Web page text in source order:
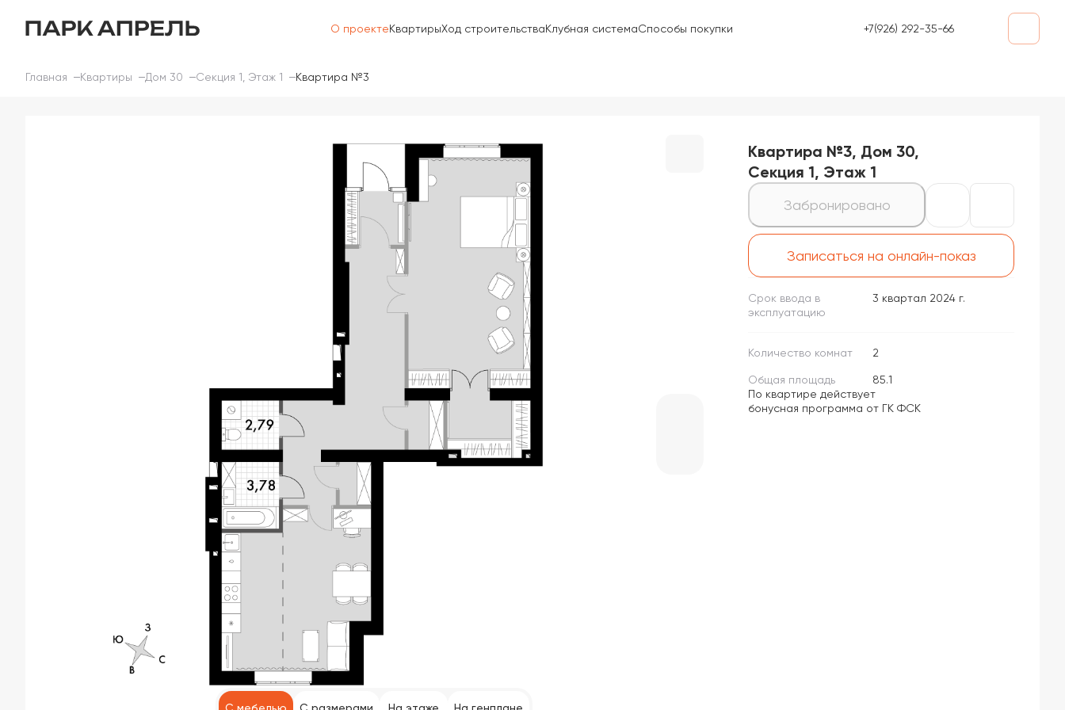
О проектеКвартирыХод строительстваКлубная системаСпособы покупки +7(926) 292-35-66
Главная Квартиры Дом 30 Секция 1, Этаж 1 Квартира №3
Квартира №3, Дом 30,
Секция 1, Этаж 1
Забронировано
Записаться на онлайн-показ
Срок ввода в
эксплуатацию
3 квартал 2024 г.
Количество комнат 2
Общая площадь
85.1
По квартире действует
бонусная программа от ГК ФСК